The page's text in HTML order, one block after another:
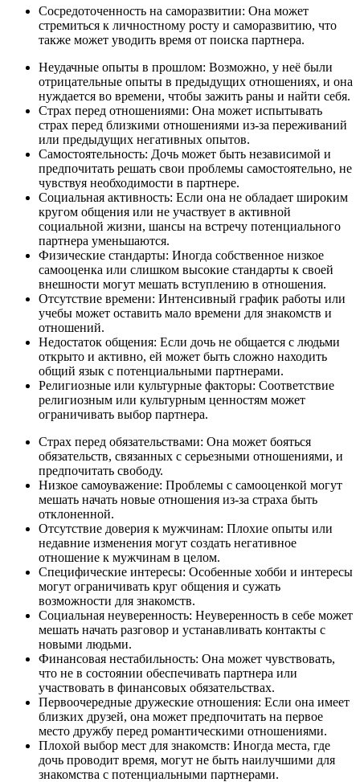
Сосредоточенность на саморазвитии: Она может
стремиться к личностному росту и саморазвитию, что
также может уводить время от поиска партнера.
Неудачные опыты в прошлом: Возможно, у неё были
отрицательные опыты в предыдущих отношениях, и она
нуждается во времени, чтобы зажить раны и найти себя.
Страх перед отношениями: Она может испытывать
страх перед близкими отношениями из-за переживаний
или предыдущих негативных опытов.
Самостоятельность: Дочь может быть независимой и
предпочитать решать свои проблемы самостоятельно, не
чувствуя необходимости в партнере.
Социальная активность: Если она не обладает широким
кругом общения или не участвует в активной
социальной жизни, шансы на встречу потенциального
партнера уменьшаются.
Физические стандарты: Иногда собственное низкое
самооценка или слишком высокие стандарты к своей
внешности могут мешать вступлению в отношения.
Отсутствие времени: Интенсивный график работы или
учебы может оставить мало времени для знакомств и
отношений.
Недостаток общения: Если дочь не общается с людьми
открыто и активно, ей может быть сложно находить
общий язык с потенциальными партнерами.
Религиозные или культурные факторы: Соответствие
религиозным или культурным ценностям может
ограничивать выбор партнера.
Страх перед обязательствами: Она может бояться
обязательств, связанных с серьезными отношениями, и
предпочитать свободу.
Низкое самоуважение: Проблемы с самооценкой могут
мешать начать новые отношения из-за страха быть
отклоненной.
Отсутствие доверия к мужчинам: Плохие опыты или
недавние изменения могут создать негативное
отношение к мужчинам в целом.
Специфические интересы: Особенные хобби и интересы
могут ограничивать круг общения и сужать
возможности для знакомств.
Социальная неуверенность: Неуверенность в себе может
мешать начать разговор и устанавливать контакты с
новыми людьми.
Финансовая нестабильность: Она может чувствовать,
что не в состоянии обеспечивать партнера или
участвовать в финансовых обязательствах.
Первоочередные дружеские отношения: Если она имеет
близких друзей, она может предпочитать на первое
место дружбу перед романтическими отношениями.
Плохой выбор мест для знакомств: Иногда места, где
дочь проводит время, могут не быть наилучшими для
знакомства с потенциальными партнерами.